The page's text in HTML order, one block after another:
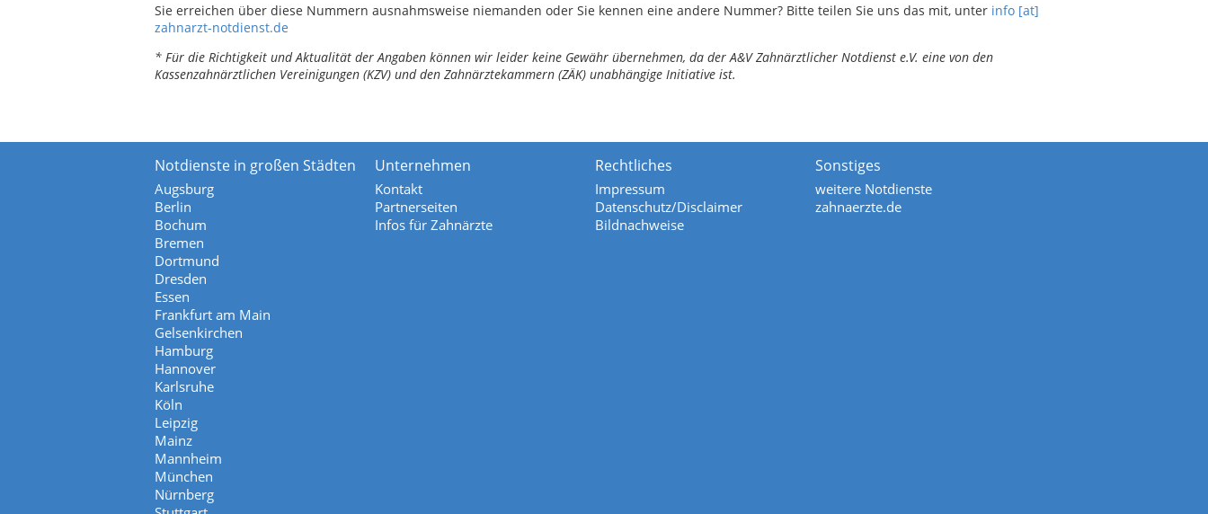
Sie erreichen über diese Nummern ausnahmsweise niemanden oder Sie kennen eine andere Nummer? Bitte teilen Sie uns das mit, unter info [at]
zahnarzt-notdienst.de
* Für die Richtigkeit und Aktualität der Angaben können wir leider keine Gewähr übernehmen, da der A&V Zahnärztlicher Notdienst e.V. eine von den
Kassenzahnärztlichen Vereinigungen (KZV) und den Zahnärztekammern (ZÄK) unabhängige Initiative ist.
Notdienste in großen Städten
Augsburg
Berlin
Bochum
Bremen
Dortmund
Dresden
Essen
Frankfurt am Main
Gelsenkirchen
Hamburg
Hannover
Karlsruhe
Köln
Leipzig
Mainz
Mannheim
München
Nürnberg
Unternehmen
Kontakt
Partnerseiten
Infos für Zahnärzte
Rechtliches
Impressum
Datenschutz/Disclaimer
Bildnachweise
Sonstiges
weitere Notdienste
zahnaerzte.de